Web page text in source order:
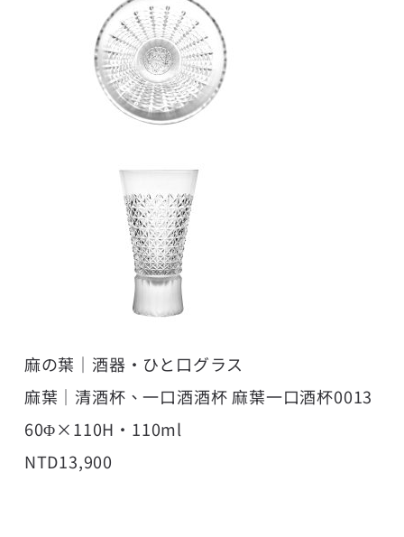
麻の葉｜酒器・ひと口グラス
麻葉｜清酒杯、一口酒酒杯 麻葉一口酒杯0013
60Φ×110H・110ml
NTD13,900